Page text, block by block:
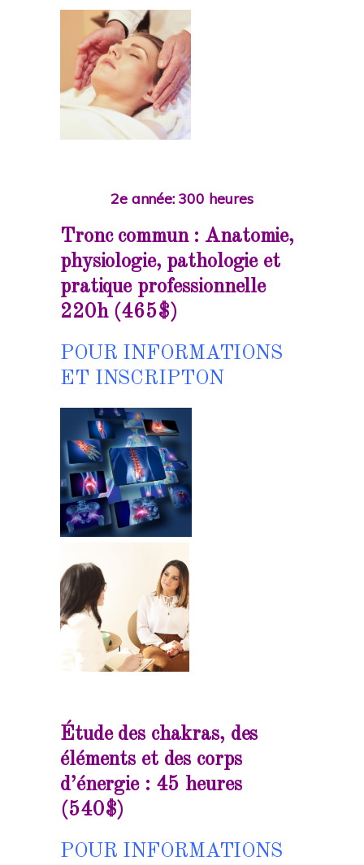
2e année: 300 heures
Tronc commun : Anatomie,
physiologie, pathologie et
pratique professionnelle
220h (465$)
POUR INFORMATIONS
ET INSCRIPTON
Étude des chakras, des
éléments et des corps
d’énergie : 45 heures
(540$)
POUR INFORMATIONS